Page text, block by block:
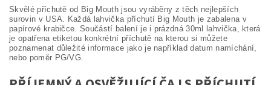
Skvělé příchutě od Big Mouth jsou vyráběny z těch nejlepších
surovin v USA. Každá lahvička příchutí Big Mouth je zabalena v
papírové krabičce. Součástí balení je i prázdná 30ml lahvička, která
je opatřena etiketou konkrétní příchutě na kterou si můžete
poznamenat důležité informace jako je například datum namíchání,
nebo poměr PG/VG.